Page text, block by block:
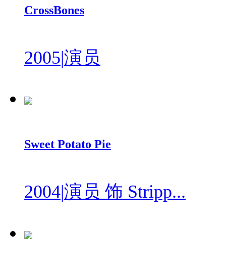
CrossBones
2005|演员
Sweet Potato Pie
2004|演员 饰 Stripp...